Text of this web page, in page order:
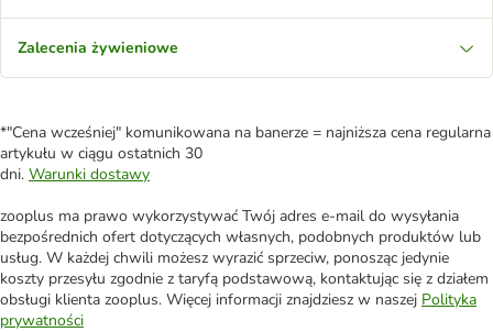
Zalecenia żywieniowe
*"Cena wcześniej" komunikowana na banerze = najniższa cena regularna
artykułu w ciągu ostatnich 30
dni. Warunki dostawy
zooplus ma prawo wykorzystywać Twój adres e-mail do wysyłania
bezpośrednich ofert dotyczących własnych, podobnych produktów lub
usług. W każdej chwili możesz wyrazić sprzeciw, ponosząc jedynie
koszty przesyłu zgodnie z taryfą podstawową, kontaktując się z działem
obsługi klienta zooplus. Więcej informacji znajdziesz w naszej Polityka
prywatności